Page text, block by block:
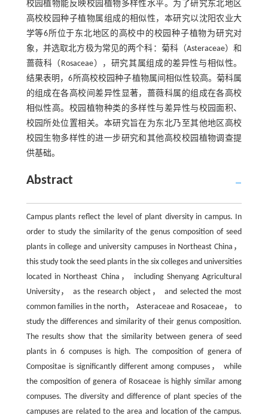
校园植物能反映校园植物多样性水平。为了研究东北地区
高校校园种子植物属组成的相似性，本研究以沈阳农业大
学等6所位于东北地区的高校中的校园种子植物为研究对
象，并选取北方极为常见的两个科：菊科（Asteraceae）和
蔷薇科（Rosaceae），研究其属组成的差异性与相似性。
结果表明，6所高校校园种子植物属间相似性较高。菊科属
的组成在各高校间差异性显著，蔷薇科属的组成在各高校
相似性高。校园植物种类的多样性与差异性与校园面积、
校园所处位置相关。本研究旨在为东北乃至其他地区高校
校园生物多样性的进一步研究和其他高校校园植物调查提
供基础。
Abstract
Campus plants reflect the level of plant diversity in campus. In
order to study the similarity of the genus composition of seed
plants in college and university campuses in Northeast China，
this study took the seed plants in the six colleges and universities
located in Northeast China， including Shenyang Agricultural
University， as the research object， and selected the most
common families in the north， Asteraceae and Rosaceae， to
study the differences and similarity of their genus composition.
The results show that the similarity between genera of seed
plants in 6 compuses is high. The composition of genera of
Compositae is significantly different among compuses， while
the composition of genera of Rosaceae is highly similar among
compuses. The diversity and difference of plant species of the
campuses are related to the area and location of the campus.